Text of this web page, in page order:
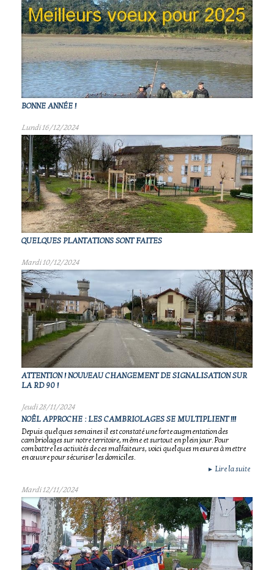
BONNE ANNÉE !
Lundi 16/12/2024
QUELQUES PLANTATIONS SONT FAITES
Mardi 10/12/2024
ATTENTION ! NOUVEAU CHANGEMENT DE SIGNALISATION SUR
LA RD 90 !
Jeudi 28/11/2024
NOÊL APPROCHE : LES CAMBRIOLAGES SE MULTIPLIENT !!!
Depuis quelques semaines il est constaté une forte augmentation des
cambriolages sur notre territoire, même et surtout en plein jour. Pour
combattre les activités de ces malfaiteurs, voici quelques mesures à mettre
en œuvre pour sécuriser les domiciles.
► Lire la suite
Mardi 12/11/2024